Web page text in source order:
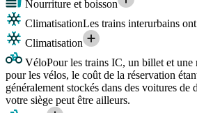
Nourriture et boisson
ClimatisationLes trains interurbains
Climatisation
VéloPour les trains IC, un billet et une
pour les vélos, le coût de la réservation
généralement stockés dans des voitures de
votre siège peut être ailleurs.